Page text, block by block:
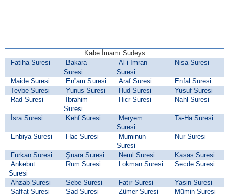
Kabe İmamı Sudeys
Fatiha Suresi
Bakara
Suresi
Al-i İmran
Suresi
Nisa Suresi
Maide Suresi En”am Suresi Araf Suresi
Enfal Suresi
Tevbe Suresi
Yunus Suresi Hud Suresi
Yusuf Suresi
Rad Suresi
İbrahim
Suresi
Hicr Suresi Nahl Suresi
İsra Suresi Kehf Suresi
Meryem
Suresi
Ta-Ha Suresi
Enbiya Suresi Hac Suresi
Muminun
Suresi
Nur Suresi
Furkan Suresi Şuara Suresi Neml Suresi
Kasas Suresi
Ankebut
Suresi
Rum Suresi Lokman Suresi Secde Suresi
Ahzab Suresi Sebe Suresi Fatır Suresi
Yasin Suresi
Saffat Suresi
Sad Suresi Zümer Suresi
Mümin Suresi